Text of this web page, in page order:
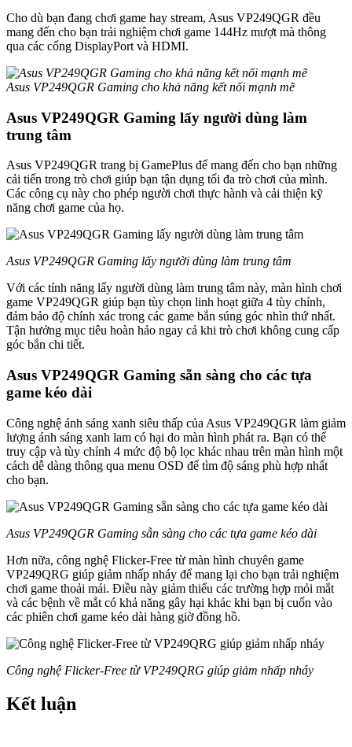
Cho dù bạn đang chơi game hay stream, Asus VP249QGR đều
mang đến cho bạn trải nghiệm chơi game 144Hz mượt mà thông
qua các cổng DisplayPort và HDMI.
Asus VP249QGR Gaming cho khả năng kết nối mạnh mẽ
Asus VP249QGR Gaming lấy người dùng làm
trung tâm
Asus VP249QGR trang bị GamePlus để mang đến cho bạn những
cải tiến trong trò chơi giúp bạn tận dụng tối đa trò chơi của mình.
Các công cụ này cho phép người chơi thực hành và cải thiện kỹ
năng chơi game của họ.
Asus VP249QGR Gaming lấy người dùng làm trung tâm
Với các tính năng lấy người dùng làm trung tâm này, màn hình chơi
game VP249QGR giúp bạn tùy chọn linh hoạt giữa 4 tùy chỉnh,
đảm bảo độ chính xác trong các game bắn súng góc nhìn thứ nhất.
Tận hưởng mục tiêu hoàn hảo ngay cả khi trò chơi không cung cấp
góc bắn chi tiết.
Asus VP249QGR Gaming sẵn sàng cho các tựa
game kéo dài
Công nghệ ánh sáng xanh siêu thấp của Asus VP249QGR làm giảm
lượng ánh sáng xanh lam có hại do màn hình phát ra. Bạn có thể
truy cập và tùy chỉnh 4 mức độ bộ lọc khác nhau trên màn hình một
cách dễ dàng thông qua menu OSD để tìm độ sáng phù hợp nhất
cho bạn.
Asus VP249QGR Gaming sẵn sàng cho các tựa game kéo dài
Hơn nữa, công nghệ Flicker-Free từ màn hình chuyên game
VP249QRG giúp giảm nhấp nháy để mang lại cho bạn trải nghiệm
chơi game thoải mái. Điều này giảm thiểu các trường hợp mỏi mắt
và các bệnh về mắt có khả năng gây hại khác khi bạn bị cuốn vào
các phiên chơi game kéo dài hàng giờ đồng hồ.
Công nghệ Flicker-Free từ VP249QRG giúp giảm nhấp nháy
Kết luận